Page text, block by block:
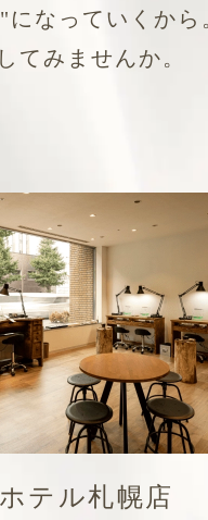
なっていくから
てみませんか。
テル札幌店